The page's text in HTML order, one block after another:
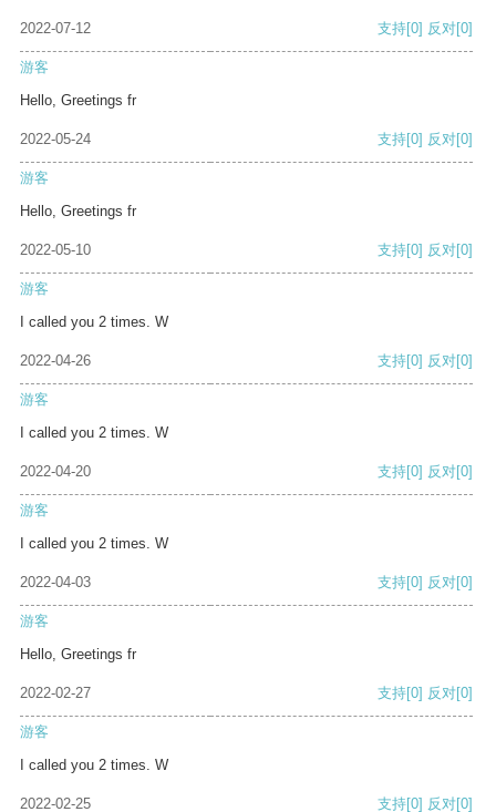
2022-07-12 支持[0] 反对[0]
游客
Hello, Greetings fr
2022-05-24 支持[0] 反对[0]
游客
Hello, Greetings fr
2022-05-10 支持[0] 反对[0]
游客
I called you 2 times. W
2022-04-26 支持[0] 反对[0]
游客
I called you 2 times. W
2022-04-20 支持[0] 反对[0]
游客
I called you 2 times. W
2022-04-03 支持[0] 反对[0]
游客
Hello, Greetings fr
2022-02-27 支持[0] 反对[0]
游客
I called you 2 times. W
2022-02-25 支持[0] 反对[0]